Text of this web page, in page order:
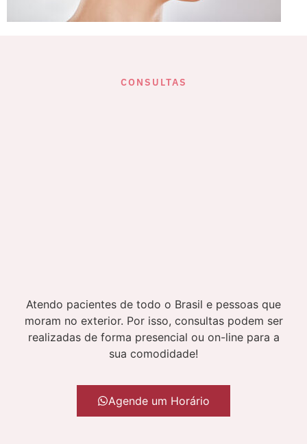
CONSULTAS
Atendo pacientes de todo o Brasil e pessoas que
moram no exterior. Por isso, consultas podem ser
realizadas de forma presencial ou on-line para a
sua comodidade!
Agende um Horário